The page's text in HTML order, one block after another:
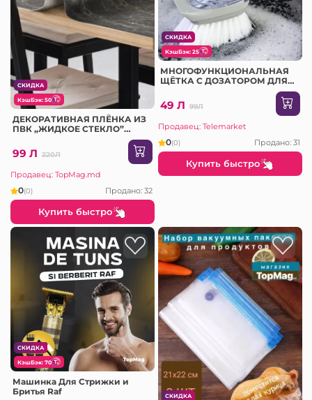
СКИДКА
КэшБэк: 50
ДЕКОРАТИВНАЯ ПЛЁНКА ИЗ
ПВК „ЖИДКОЕ СТЕКЛО”
100x100 СМ 0.7 MM (DL-006A)
99 Л 220Л
Продавец: TopMag.md
0(0) Продано: 32
Купить быстро
СКИДКА
КэшБэк: 25
МНОГОФУНКЦИОНАЛЬНАЯ
ЩЁТКА С ДОЗАТОРОМ ДЛЯ
49 Л 99Л
Продавец: Telemarket
0(0) Продано: 31
Купить быстро
СКИДКА
КэшБэк: 70
Машинка Для Стрижки и
Бритья Raf
СКИДКА